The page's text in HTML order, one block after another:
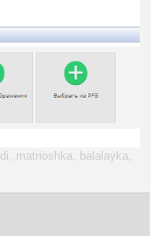
matrioshka, balalayka,